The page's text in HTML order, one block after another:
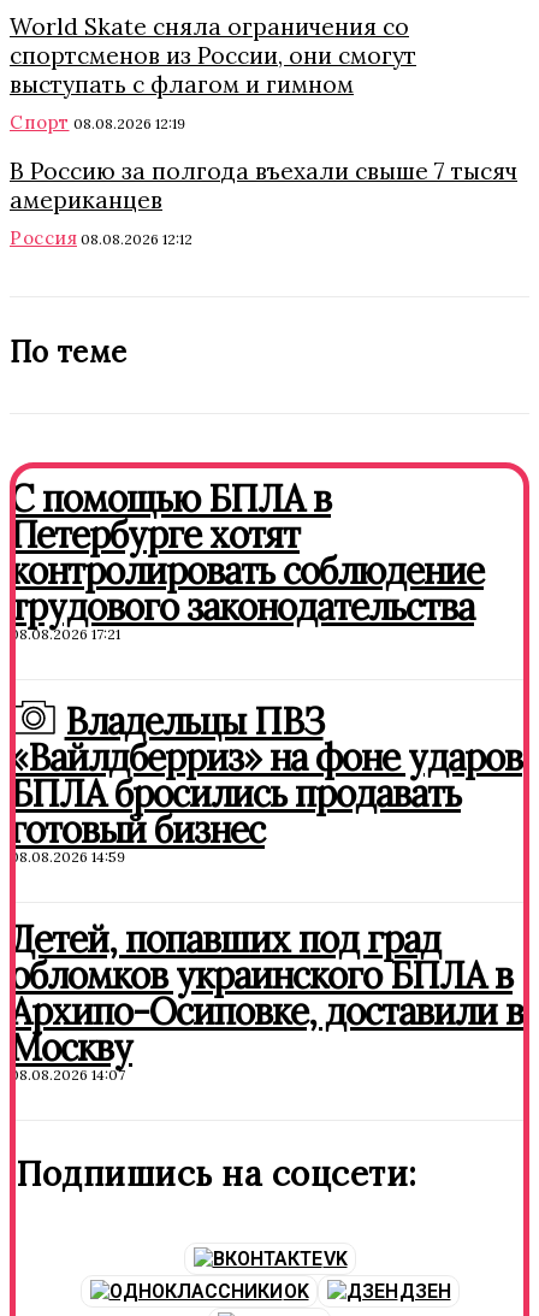
World Skate сняла ограничения со
спортсменов из России, они смогут
выступать с флагом и гимном
Спорт 08.08.2026 12:19
В Россию за полгода въехали свыше 7 тысяч
американцев
Россия 08.08.2026 12:12
По теме
С помощью БПЛА в
Петербурге хотят
контролировать соблюдение
трудового законодательства
08.08.2026 17:21
Владельцы ПВЗ
«Вайлдберриз» на фоне ударов
БПЛА бросились продавать
готовый бизнес
08.08.2026 14:59
Детей, попавших под град
обломков украинского БПЛА в
Архипо-Осиповке, доставили в
Москву
08.08.2026 14:07
Подпишись на соцсети:
VK
OK
ДЗЕН